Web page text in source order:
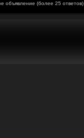
объявление (более 25 ответов)